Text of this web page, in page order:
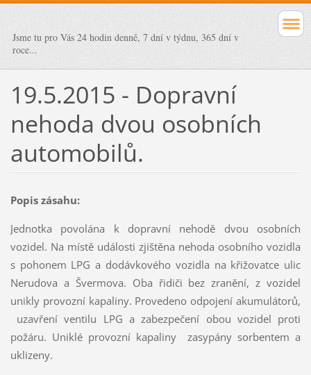
Jsme tu pro Vás 24 hodin denně, 7 dní v týdnu, 365 dní v
roce...
19.5.2015 - Dopravní
nehoda dvou osobních
automobilů.
Popis zásahu:
Jednotka povolána k dopravní nehodě dvou osobních
vozidel. Na místě události zjištěna nehoda osobního vozidla
s pohonem LPG a dodávkového vozidla na křižovatce ulic
Nerudova a Švermova. Oba řidiči bez zranění, z vozidel
unikly provozní kapaliny. Provedeno odpojení akumulátorů,
uzavření ventilu LPG a zabezpečení obou vozidel proti
požáru. Uniklé provozní kapaliny zasypány sorbentem a
uklizeny.